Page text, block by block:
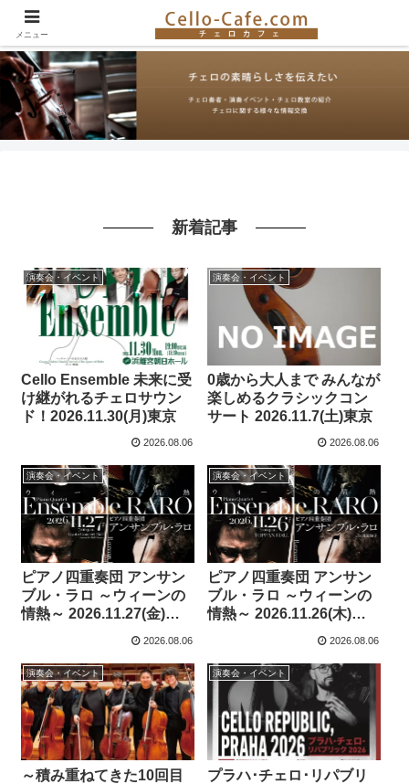
チェロ奏者やチェロ教室の紹介、イベント情報など。チェロの楽しさを伝える
サイト！
新着記事
演奏会・イベント
Cello Ensemble 未来に受
け継がれるチェロサウン
ド！2026.11.30(月)東京
2026.08.06
演奏会・イベント
0歳から大人まで みんなが
楽しめるクラシックコン
サート 2026.11.7(土)東京
2026.08.06
演奏会・イベント
ピアノ四重奏団 アンサン
ブル・ラロ ～ウィーンの
情熱～ 2026.11.27(金)京
2026.08.06
演奏会・イベント
ピアノ四重奏団 アンサン
ブル・ラロ ～ウィーンの
情熱～ 2026.11.26(木)東
2026.08.06
演奏会・イベント
～積み重ねてきた10回目
演奏会・イベント
プラハ･チェロ･リパブリ
メニュー